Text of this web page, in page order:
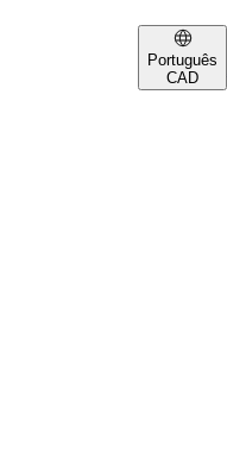
Português
CAD